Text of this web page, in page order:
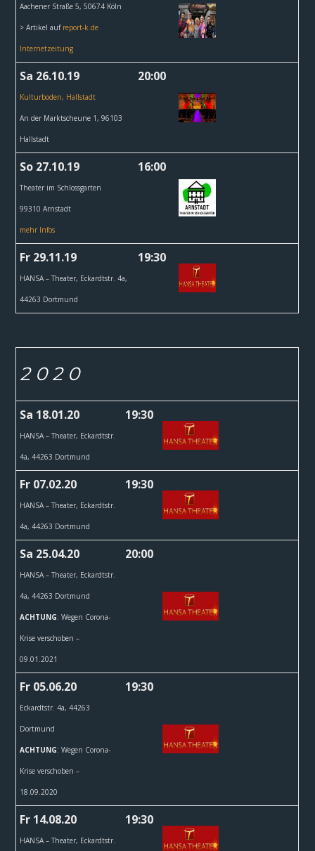
Aachener Straße 5, 50674 Köln
> Artikel auf report-k.de
Internetzeitung
Sa 26.10.19
Kulturboden, Hallstadt
An der Marktscheune 1, 96103
Hallstadt
20:00
So 27.10.19
Theater im Schlossgarten
99310 Arnstadt
mehr Infos
16:00
Fr 29.11.19
HANSA – Theater, Eckardtstr. 4a,
44263 Dortmund
19:30
2 0 2 0
Sa 18.01.20
HANSA – Theater, Eckardtstr.
4a, 44263 Dortmund
19:30
Fr 07.02.20
HANSA – Theater, Eckardtstr.
4a, 44263 Dortmund
19:30
Sa 25.04.20
HANSA – Theater, Eckardtstr.
4a, 44263 Dortmund
ACHTUNG: Wegen Corona-
Krise verschoben –
09.01.2021
20:00
Fr 05.06.20
Eckardtstr. 4a, 44263
Dortmund
ACHTUNG: Wegen Corona-
Krise verschoben –
18.09.2020
19:30
Fr 14.08.20
HANSA – Theater, Eckardtstr.
19:30